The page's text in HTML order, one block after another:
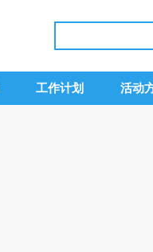
工作计划 活动